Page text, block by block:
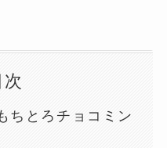
次
とろチョコミン